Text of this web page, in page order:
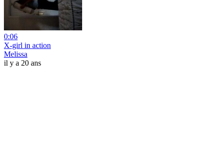
0:06
X-girl in action
Melissa
il y a 20 ans